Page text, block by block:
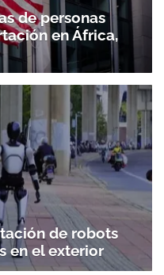
de personas
en África,
de robots
en el exterior